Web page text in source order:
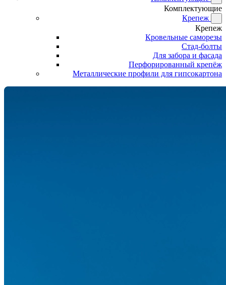
Комплектующие
Крепеж
Крепеж
Кровельные саморезы
Стад-болты
Для забора и фасада
Перфорированный крепёж
Металлические профили для гипсокартона